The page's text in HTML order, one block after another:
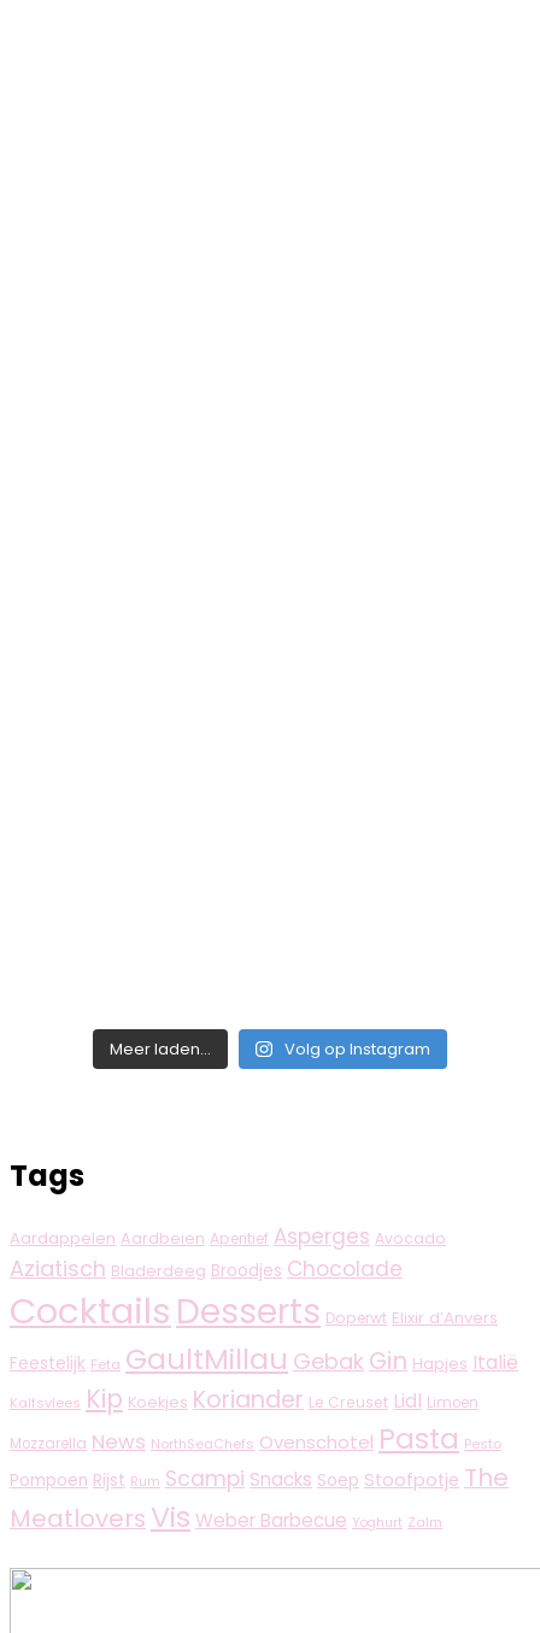
Meer laden... Volg op Instagram
Tags
Aardappelen Aardbeien Aperitief Asperges Avocado
Aziatisch Bladerdeeg Broodjes Chocolade
Cocktails Desserts Doperwt Elixir d’Anvers
Feestelijk Feta GaultMillau Gebak Gin Hapjes Italië
Kalfsvlees Kip Koekjes Koriander Le Creuset Lidl Limoen
Mozzarella News NorthSeaChefs Ovenschotel Pasta Pesto
Pompoen Rijst Rum Scampi Snacks Soep Stoofpotje The
Meatlovers Vis Weber Barbecue Yoghurt Zalm